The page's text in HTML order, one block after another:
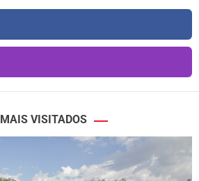
MAIS VISITADOS